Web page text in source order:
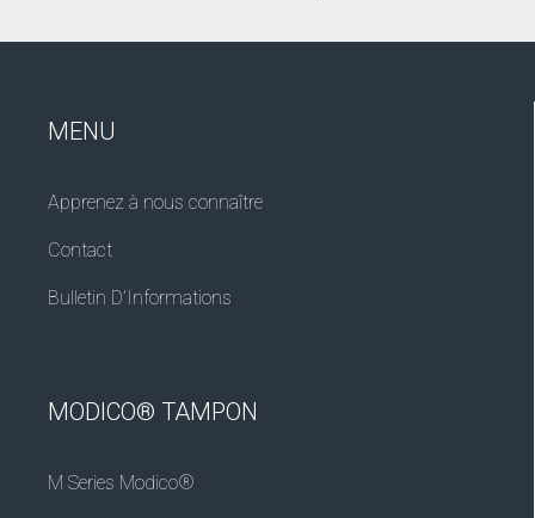
MENU
Apprenez à nous connaître
Contact
Bulletin D’Informations
MODICO® TAMPON
M Series Modico®